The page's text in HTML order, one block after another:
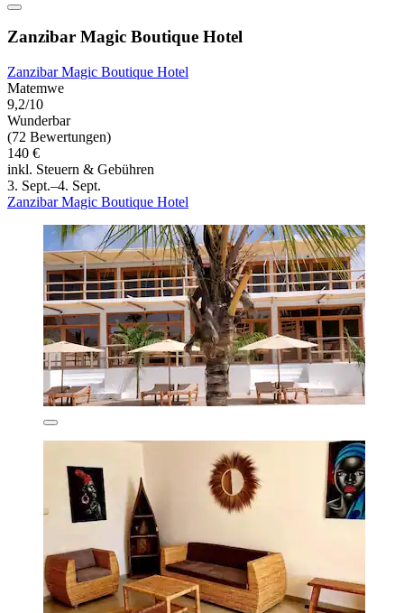
Zanzibar Magic Boutique Hotel
Zanzibar Magic Boutique Hotel
Matemwe
9,2/10
Wunderbar
(72 Bewertungen)
140 €
inkl. Steuern & Gebühren
3. Sept.–4. Sept.
Zanzibar Magic Boutique Hotel